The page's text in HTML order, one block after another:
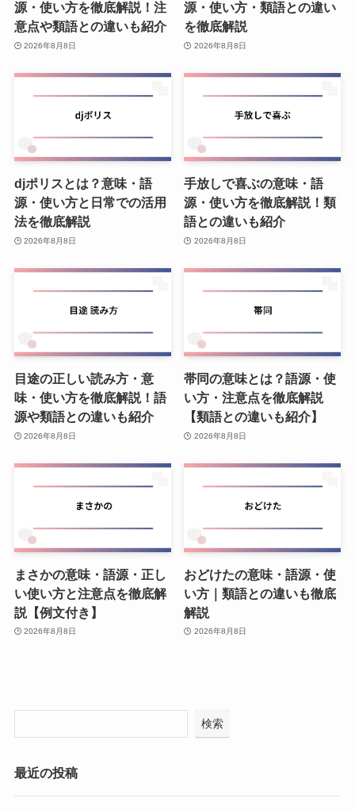
源・使い方を徹底解説！注
意点や類語との違いも紹介
2026年8月8日
源・使い方・類語との違い
を徹底解説
2026年8月8日
djポリスとは？意味・語
源・使い方と日常での活用
法を徹底解説
2026年8月8日
手放しで喜ぶの意味・語
源・使い方を徹底解説！類
語との違いも紹介
2026年8月8日
目途の正しい読み方・意
味・使い方を徹底解説！語
源や類語との違いも紹介
2026年8月8日
帯同の意味とは？語源・使
い方・注意点を徹底解説
【類語との違いも紹介】
2026年8月8日
まさかの意味・語源・正し
い使い方と注意点を徹底解
説【例文付き】
2026年8月8日
おどけたの意味・語源・使
い方｜類語との違いも徹底
解説
2026年8月8日
検索
最近の投稿